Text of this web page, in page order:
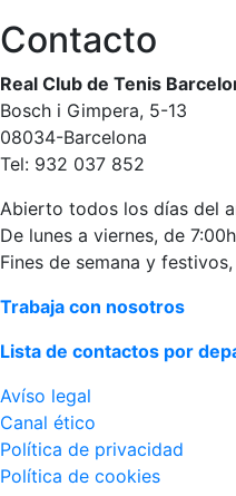
Actividades
dirigidas
Piscina
Normativa
Restaurantes
Restaurante
Casa Arilla
Chill Out
Bar Piscina
Patrocinio
Patrocinadores
Contacto
Real Club de Tenis
Bosch i Gimpera, 5-13
08034-Barcelona
Tel: 932 037 852
Abierto todos los días del
De lunes a viernes, de
Fines de semana y
Trabaja con nosotros
Lista de contactos por
Avíso legal
Canal ético
Política de privacidad
Política de cookies